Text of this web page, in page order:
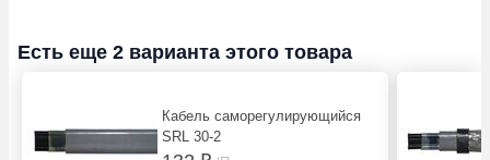
Есть еще 2 варианта этого товара
Кабель саморегулирующийся
SRL 30-2